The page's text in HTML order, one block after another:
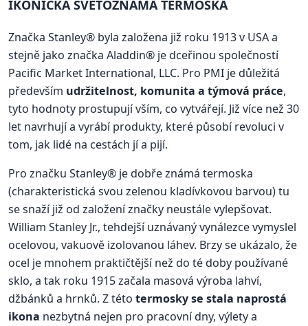
IKONICKÁ SVĚTOZNÁMÁ TERMOSKA
Značka Stanley® byla založena již roku 1913 v USA a
stejně jako značka Aladdin® je dceřinou společností
Pacific Market International, LLC. Pro PMI je důležitá
především udržitelnost, komunita a týmová práce,
tyto hodnoty prostupují vším, co vytvářejí. Již více než 30
let navrhují a vyrábí produkty, které působí revoluci v
tom, jak lidé na cestách jí a pijí.
Pro značku Stanley® je dobře známá termoska
(charakteristická svou zelenou kladívkovou barvou) tu
se snaží již od založení značky neustále vylepšovat.
William Stanley Jr., tehdejší uznávaný vynálezce vymyslel
ocelovou, vakuově izolovanou láhev. Brzy se ukázalo, že
ocel je mnohem praktičtější než do té doby používané
sklo, a tak roku 1915 začala masová výroba lahví,
džbánků a hrnků. Z této termosky se stala naprostá
ikona nezbytná nejen pro pracovní dny, výlety a